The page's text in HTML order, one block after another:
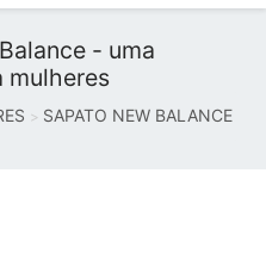
- uma
mulheres
SAPATO NEW BALANCE